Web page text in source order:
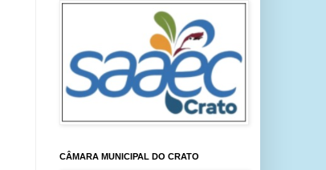
CÂMARA MUNICIPAL DO CRATO